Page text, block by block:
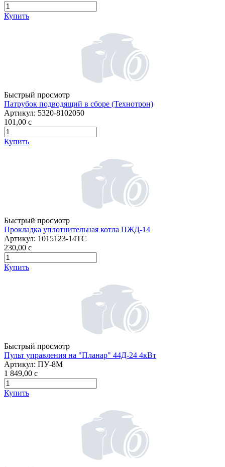
Купить
Быстрый просмотр
Патрубок подводящий в сборе (Технотрон)
Артикул: 5320-8102050
101,00 c
Купить
Быстрый просмотр
Прокладка уплотнительная котла ПЖД-14
Артикул: 1015123-14ТС
230,00 c
Купить
Быстрый просмотр
Пульт управления на "Планар" 44Д-24 4кВт
Артикул: ПУ-8М
1 849,00 c
Купить